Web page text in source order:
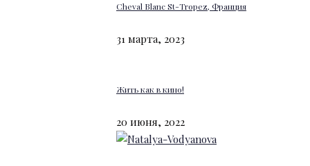
Cheval Blanc St-Tropez, Франция
31 марта, 2023
Жить как в кино!
20 июня, 2022